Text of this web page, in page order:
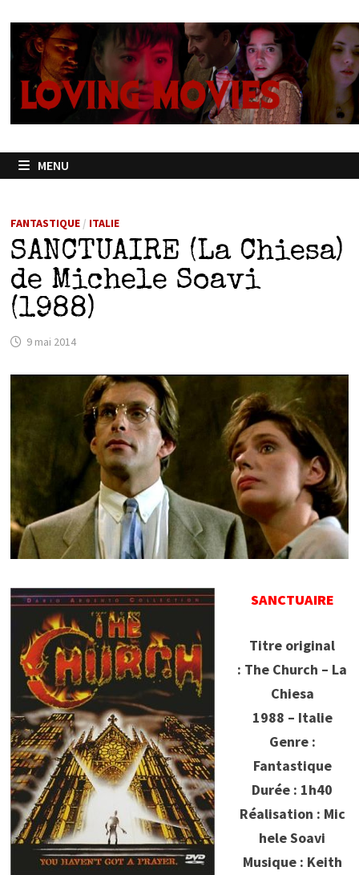
contenu
MENU
FANTASTIQUE/ ITALIE
SANCTUAIRE (La Chiesa)
de Michele Soavi
(1988)
9 mai 2014
SANCTUAIRE
Titre original
: The Church – La
Chiesa
1988 – Italie
Genre :
Fantastique
Durée : 1h40
Réalisation : Mic
hele Soavi
Musique : Keith